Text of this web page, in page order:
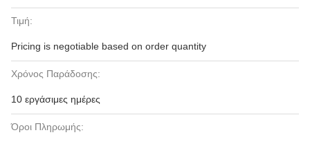
Τιμή:
Pricing is negotiable based on order quantity
Χρόνος Παράδοσης:
10 εργάσιμες ημέρες
Όροι Πληρωμής: